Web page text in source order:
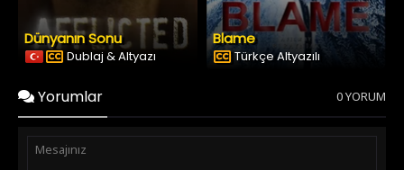
Dünyanın Sonu
Dublaj & Altyazı
Blame
Türkçe Altyazılı
Yorumlar 0 YORUM